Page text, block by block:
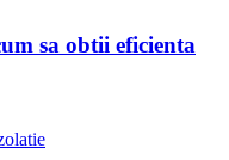
sa obtii eficienta